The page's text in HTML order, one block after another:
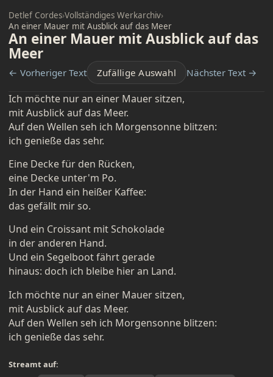
Detlef Cordes›Vollständiges Werkarchiv›
An einer Mauer mit Ausblick auf das Meer
An einer Mauer mit Ausblick auf das
Meer
← Vorheriger Text Zufällige Auswahl Nächster Text →
Ich möchte nur an einer Mauer sitzen,
mit Ausblick auf das Meer.
Auf den Wellen seh ich Morgensonne blitzen:
ich genieße das sehr.
Eine Decke für den Rücken,
eine Decke unter'm Po.
In der Hand ein heißer Kaffee:
das gefällt mir so.
Und ein Croissant mit Schokolade
in der anderen Hand.
Und ein Segelboot fährt gerade
hinaus: doch ich bleibe hier an Land.
Ich möchte nur an einer Mauer sitzen,
mit Ausblick auf das Meer.
Auf den Wellen seh ich Morgensonne blitzen:
ich genieße das sehr.
Streamt auf: